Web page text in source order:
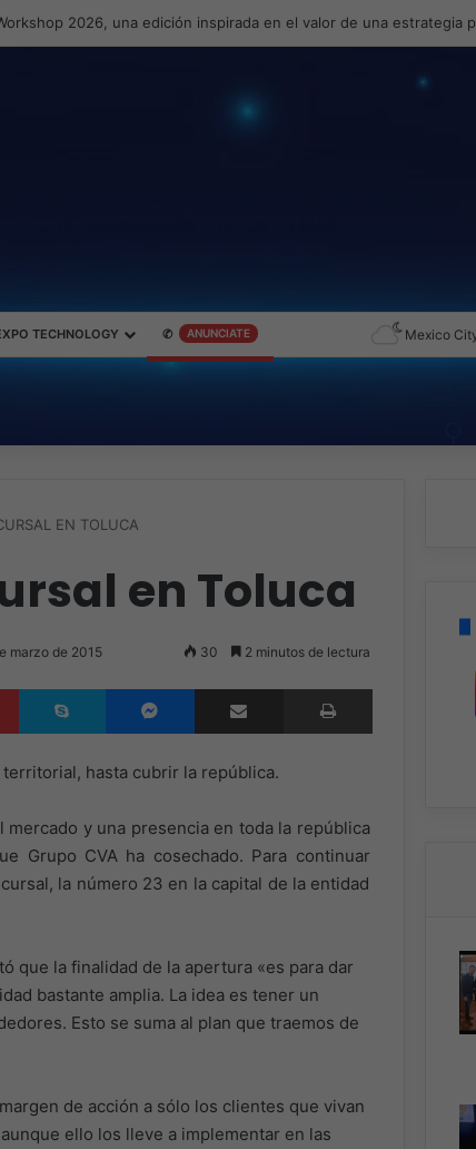
2026, una edición inspirada en el valor de una estrategia
TECHNOLOGY ✆ ANUNCIATE Mexico
EN TOLUCA
en Toluca
marzo de 2015 30 2 minutos de lectura
Pinterest Skype Messenger Compartir por correo electrónico Imprimir
hasta cubrir la república.
mercado y una presencia en toda la república
Grupo CVA ha cosechado. Para continuar
la número 23 en la capital de la entidad
que la finalidad de la apertura «es para dar
bastante amplia. La idea es tener un
Esto se suma al plan que traemos de
de acción a sólo los clientes que vivan
ello los lleve a implementar en las